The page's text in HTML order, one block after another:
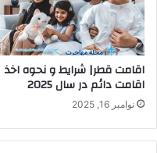
اقامت قطر| شرایط و نحوه اخذ
اقامت دائم در سال 2025
نوامبر 16, 2025